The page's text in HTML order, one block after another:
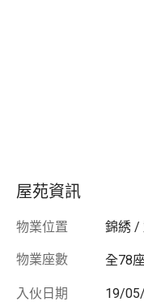
屋苑資訊
物業位置 錦綉 /
物業座數 全78
入伙日期 19/